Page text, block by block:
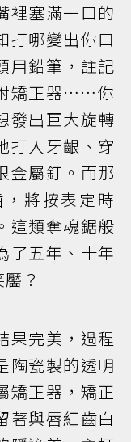
裡塞滿一口的
打哪變出你口
用鉛筆，註記
矯正器……你
發出巨大旋轉
打入牙齦、穿
金屬釘。而那
將按表定時
這類奪魂鋸般
了五年、十年
？
果完美，過程
陶瓷製的透明
矯正器，矯正
著與唇紅齒白